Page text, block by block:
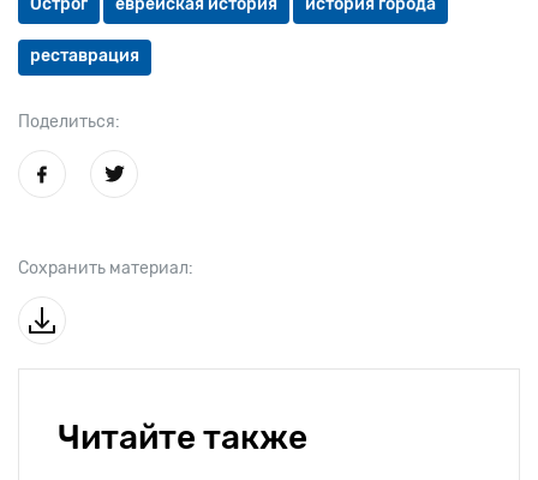
Острог еврейская история история города
реставрация
Поделиться:
Сохранить материал:
Читайте также